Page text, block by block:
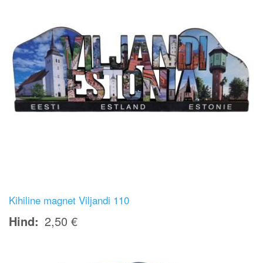
Kihiline magnet Viljandi 110
Hind 2,50 €